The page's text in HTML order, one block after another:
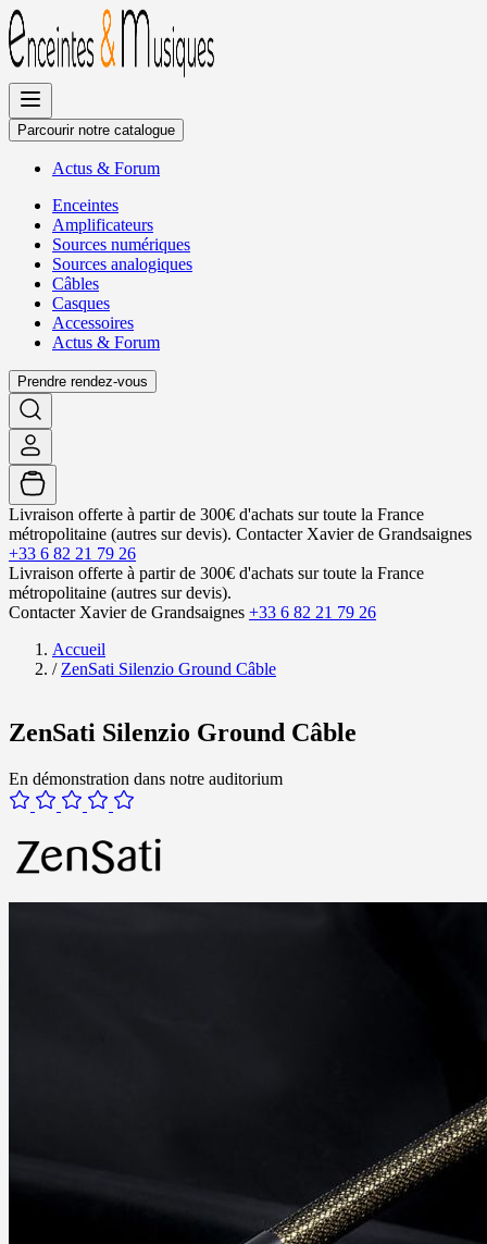
Allez
au
contenu
Parcourir notre catalogue
Actus & Forum
Enceintes
Amplificateurs
Sources numériques
Sources analogiques
Câbles
Casques
Accessoires
Actus & Forum
Prendre rendez-vous
Livraison offerte à partir de 300€ d'achats sur toute la France
métropolitaine (autres sur devis). Contacter Xavier de Grandsaignes
+33 6 82 21 79 26
Livraison offerte à partir de 300€ d'achats sur toute la France
métropolitaine (autres sur devis).
Contacter Xavier de Grandsaignes +33 6 82 21 79 26
Accueil
/ ZenSati Silenzio Ground Câble
ZenSati Silenzio Ground Câble
En démonstration dans notre auditorium